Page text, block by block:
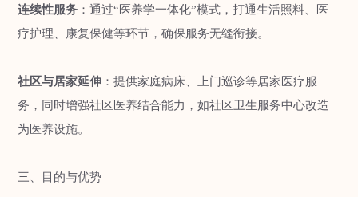
连续性服务‌ ：通过“医养学一体化”模式，打通生活照料、医
疗护理、康复保健等环节，确保服务无缝衔接‌。
社区与居家延伸‌ ：提供家庭病床、上门巡诊等居家医疗服
务，同时增强社区医养结合能力，如社区卫生服务中心改造
为医养设施‌。
三、目的与优势